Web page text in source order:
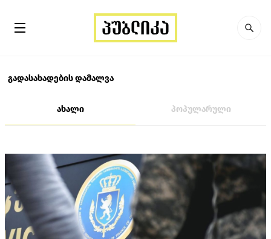
გადასახადების დამალვა
ახალი პოპულარული